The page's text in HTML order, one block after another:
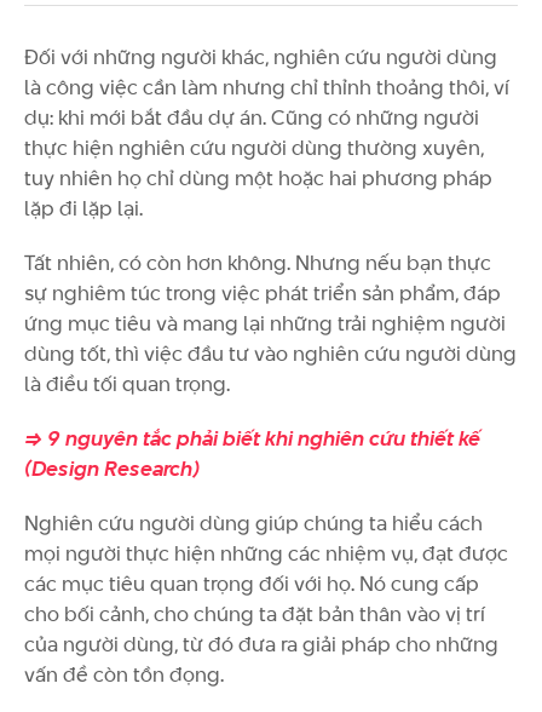
Đối với những người khác, nghiên cứu người dùng
là công việc cần làm nhưng chỉ thỉnh thoảng thôi, ví
dụ: khi mới bắt đầu dự án. Cũng có những người
thực hiện nghiên cứu người dùng thường xuyên,
tuy nhiên họ chỉ dùng một hoặc hai phương pháp
lặp đi lặp lại.
Tất nhiên, có còn hơn không. Nhưng nếu bạn thực
sự nghiêm túc trong việc phát triển sản phẩm, đáp
ứng mục tiêu và mang lại những trải nghiệm người
dùng tốt, thì việc đầu tư vào nghiên cứu người dùng
là điều tối quan trọng.
=> 9 nguyên tắc phải biết khi nghiên cứu thiết kế
(Design Research)
Nghiên cứu người dùng giúp chúng ta hiểu cách
mọi người thực hiện những các nhiệm vụ, đạt được
các mục tiêu quan trọng đối với họ. Nó cung cấp
cho bối cảnh, cho chúng ta đặt bản thân vào vị trí
của người dùng, từ đó đưa ra giải pháp cho những
vấn đề còn tồn đọng.